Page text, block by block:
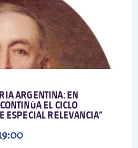
ARGENTINA: EN
EL CICLO
ESPECIAL RELEVANCIA”